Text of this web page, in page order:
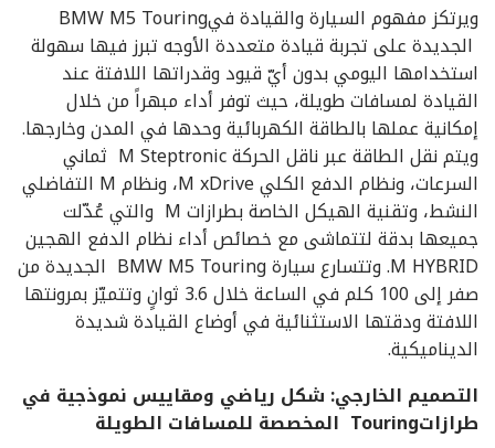
ويرتكز مفهوم السيارة والقيادة فيBMW M5 Touring
الجديدة على تجربة قيادة متعددة الأوجه تبرز فيها سهولة
استخدامها اليومي بدون أيّ قيود وقدراتها اللافتة عند
القيادة لمسافات طويلة، حيث توفر أداء مبهراً من خلال
إمكانية عملها بالطاقة الكهربائية وحدها في المدن وخارجها.
ويتم نقل الطاقة عبر ناقل الحركة M Steptronic ثماني
السرعات، ونظام الدفع الكلي M xDrive، ونظام M التفاضلي
النشط، وتقنية الهيكل الخاصة بطرازات M والتي عُدّلت
جميعها بدقة لتتماشى مع خصائص أداء نظام الدفع الهجين
M HYBRID. وتتسارع سيارة BMW M5 Touring الجديدة من
صفر إلى 100 كلم في الساعة خلال 3.6 ثوانٍ وتتميّز بمرونتها
اللافتة ودقتها الاستثنائية في أوضاع القيادة شديدة
الديناميكية.
التصميم الخارجي: شكل رياضي ومقاييس نموذجية في
طرازاتTouring المخصصة للمسافات الطويلة